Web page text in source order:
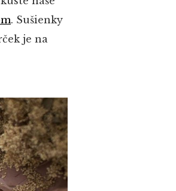
. Sušienky
je na